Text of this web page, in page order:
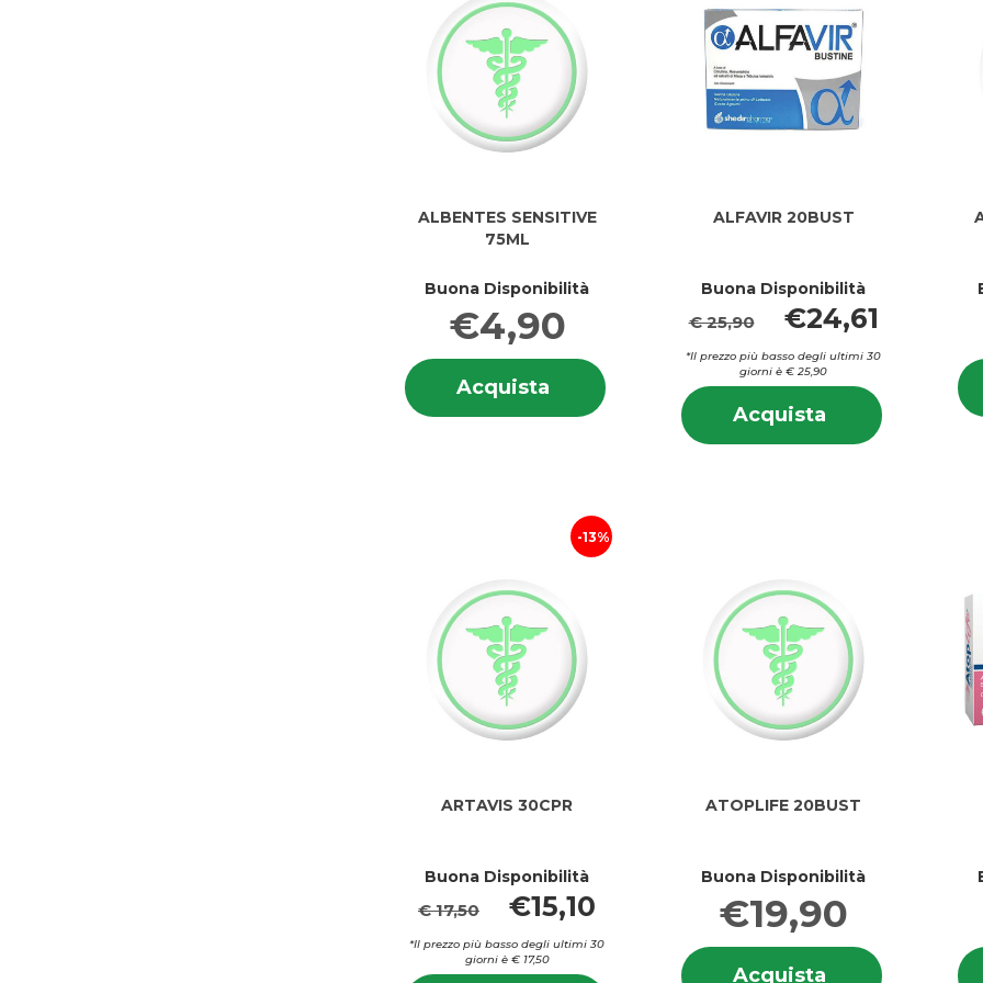
ALBENTES SENSITIVE
75ML
Buona Disponibilità
€4,90
Acquista
Acquista ALBENTES
SENSITIVE
Informazioni
su ALBENTES
SENSITIVE
ALFAVIR 20BUST
Buona Disponibilità
€ 25,90 €24,61
*Il prezzo più basso degli ultimi 30
giorni è € 25,90
Acquista
Acquista
20BUST al
Informazioni
su ALFAVIR
ARTAVIS 30CPR
Buona Disponibilità
13%
€ 17,50 €15,10
*Il prezzo più basso degli ultimi 30
giorni è € 17,50
ATOPLIFE 20BUST
Buona Disponibilità
€19,90
Acquista
Acquista
Informazioni
su ATOPLIFE